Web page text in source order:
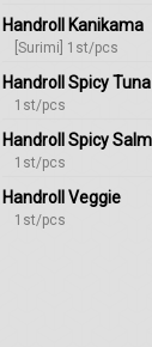
Handroll Kanikama
[Surimi] 1st/pcs
Handroll Spicy Tuna
1st/pcs
Handroll Spicy
1st/pcs
Handroll Veggie
1st/pcs